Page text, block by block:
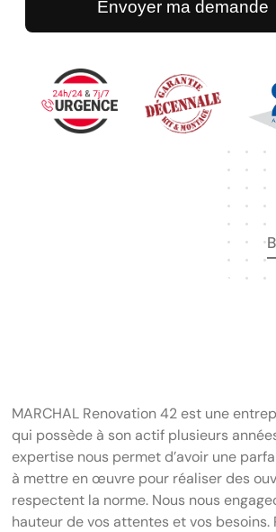
MARCHAL Renovation 42 est une
qui possède à son actif plusieurs
expertise nous permet d’avoir une
à mettre en œuvre pour réaliser des
respectent la norme. Nous nous
hauteur de vos attentes et vos besoins.